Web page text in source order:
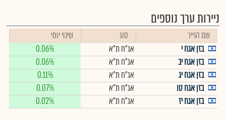
ניירות ערך נוספים
שם הנייר סוג
שינוי יומי
בזן אגח י
אג"ח ת"א
0.06%
בזן אגח יב
אג"ח ת"א
0.06%
בזן אגח יג
אג"ח ת"א
0.11%
בזן אגח טו
אג"ח ת"א
0.07%
בזן אגח יז
אג"ח ת"א 0.02%